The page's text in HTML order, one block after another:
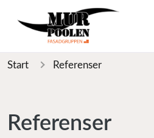
Start Referenser
Referenser